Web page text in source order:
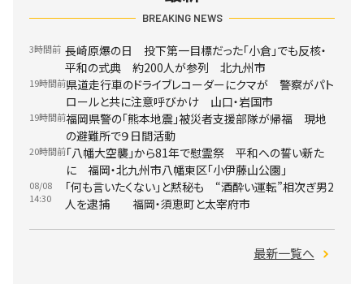
BREAKING NEWS
3時間前 長崎原爆の日 投下第一目標だった「小倉」でも反核・
平和の式典 約200人が参列 北九州市
19時間前県道走行車のドライブレコーダーにクマが 警察がパト
ロールと共に注意呼びかけ 山口・岩国市
19時間前福岡県警の「熊本地震」被災者支援部隊が帰福 現地
の避難所で９日間活動
20時間前「八幡大空襲」から81年で慰霊祭 平和への誓い新た
に 福岡・北九州市八幡東区「小伊藤山公園」
08/08
14:30
「何も言いたくない」と黙秘も “酒酔い運転”相次ぎ男2
人を逮捕 福岡・須恵町と太宰府市
最新一覧へ